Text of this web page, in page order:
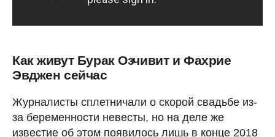
Как живут Бурак Озчивит и Фахрие
Эвджен сейчас
Журналисты сплетничали о скорой свадьбе из-
за беременности невесты, но на деле же
известие об этом появилось лишь в конце 2018